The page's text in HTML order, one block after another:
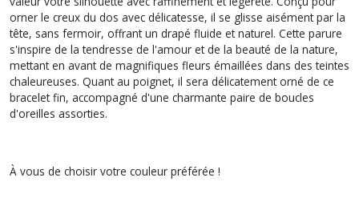
orner le creux du dos avec délicatesse, il se glisse aisément par la
tête, sans fermoir, offrant un drapé fluide et naturel. Cette parure
s'inspire de la tendresse de l'amour et de la beauté de la nature,
mettant en avant de magnifiques fleurs émaillées dans des teintes
chaleureuses. Quant au poignet, il sera délicatement orné de ce
bracelet fin, accompagné d'une charmante paire de boucles
d'oreilles assorties.
À vous de choisir votre couleur préférée !